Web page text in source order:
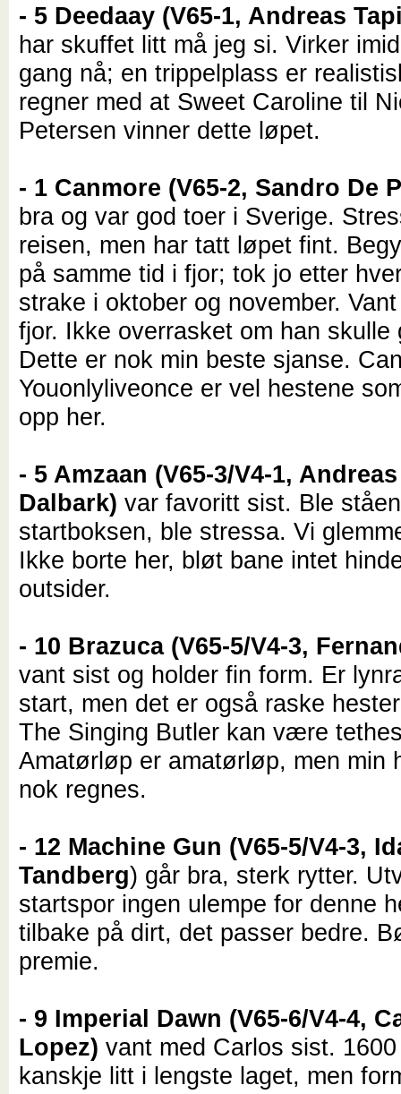
- 5 Deedaay (V65-1, Andreas
har skuffet litt må jeg si. Virker
gang nå; en trippelplass er
regner med at Sweet Caroline til
Petersen vinner dette løpet.
- 1 Canmore (V65-2, Sandro De
bra og var god toer i Sverige.
reisen, men har tatt løpet fint.
på samme tid i fjor; tok jo etter
strake i oktober og november.
fjor. Ikke overrasket om han skulle
Dette er nok min beste sjanse.
Youonlyliveonce er vel hestene
opp her.
- 5 Amzaan (V65-3/V4-1,
Dalbark) var favoritt sist. Ble
startboksen, ble stressa. Vi
Ikke borte her, bløt bane intet
outsider.
- 10 Brazuca (V65-5/V4-3,
vant sist og holder fin form. Er
start, men det er også raske
The Singing Butler kan være
Amatørløp er amatørløp, men min
nok regnes.
- 12 Machine Gun (V65-5/V4-3,
Tandberg) går bra, sterk rytter.
startspor ingen ulempe for denne
tilbake på dirt, det passer bedre.
premie.
- 9 Imperial Dawn (V65-6/V4-4,
Lopez) vant med Carlos sist.
kanskje litt i lengste laget, men